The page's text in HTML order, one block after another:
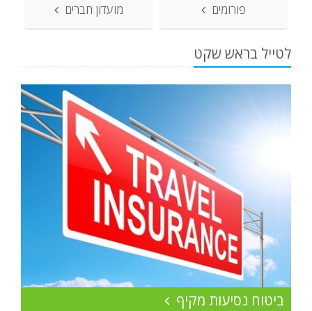
פורומים מועדון חברים
לטייל בראש שקט
ביטוח נסיעות מקיף